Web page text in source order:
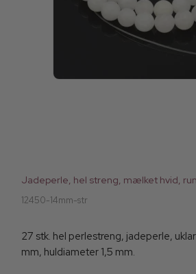
Jadeperle, hel streng, mælket hvid,
12450-14mm-str
27 stk. hel perlestreng, jadeperle,
mm, huldiameter 1,5 mm.